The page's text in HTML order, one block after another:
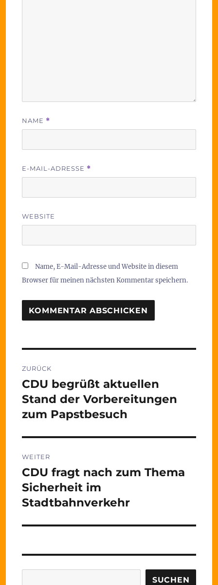
NAME *
E-MAIL-ADRESSE *
WEBSITE
Name, E-Mail-Adresse und Website in diesem
Browser für meinen nächsten Kommentar speichern.
ZURÜCK
Vorheriger
Beitrag:
CDU begrüßt aktuellen
Stand der Vorbereitungen
zum Papstbesuch
WEITER
Nächster
Beitrag:
CDU fragt nach zum Thema
Sicherheit im
Stadtbahnverkehr
SUCHEN